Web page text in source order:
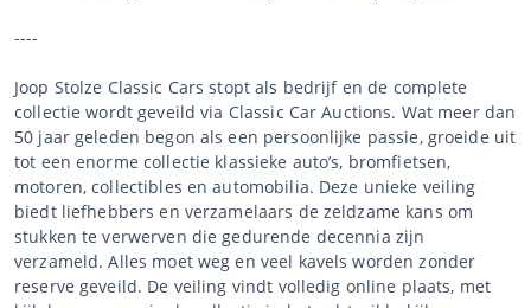
----
Joop Stolze Classic Cars stopt als bedrijf en de complete
collectie wordt geveild via Classic Car Auctions. Wat meer dan
50 jaar geleden begon als een persoonlijke passie, groeide uit
tot een enorme collectie klassieke auto’s, bromfietsen,
motoren, collectibles en automobilia. Deze unieke veiling
biedt liefhebbers en verzamelaars de zeldzame kans om
stukken te verwerven die gedurende decennia zijn
verzameld. Alles moet weg en veel kavels worden zonder
reserve geveild. De veiling vindt volledig online plaats, met